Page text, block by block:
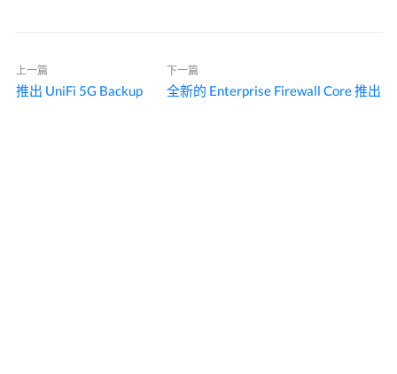
上一篇
推出 UniFi 5G Backup
下一篇
全新的 Enterprise Firewall Core 推出